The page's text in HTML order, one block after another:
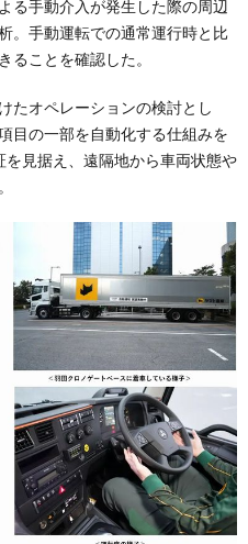
る手動介入が発生した際の周辺
。手動運転での通常運行時と比
ることを確認した。
たオペレーションの検討とし
目の一部を自動化する仕組みを
見据え、遠隔地から車両状態や